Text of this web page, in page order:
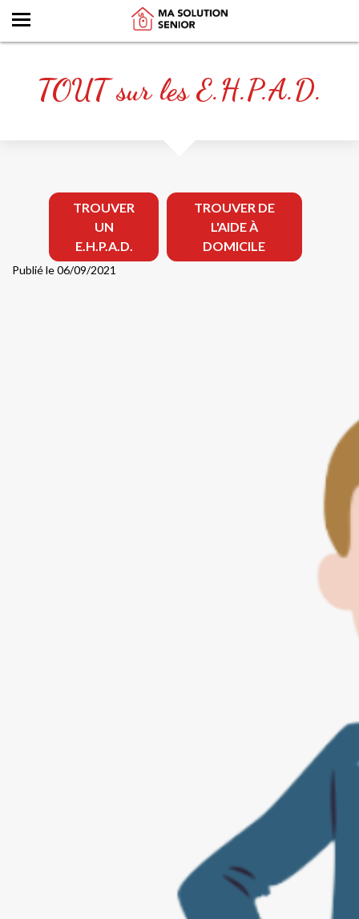
TOUT sur les E.H.P.A.D.
TROUVER
UN
E.H.P.A.D.
TROUVER DE
L'AIDE À
DOMICILE
Publié le 06/09/2021